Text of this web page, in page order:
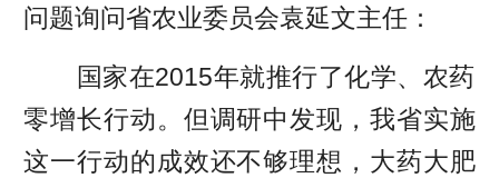
问题询问省农业委员会袁延文主任：
国家在2015年就推行了化学、农药
零增长行动。但调研中发现，我省实施
这一行动的成效还不够理想，大药大肥